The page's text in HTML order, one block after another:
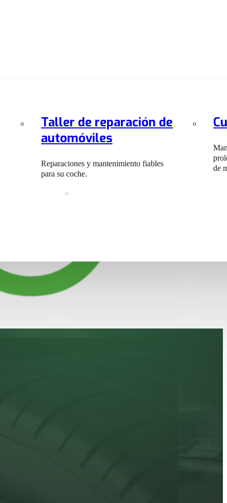
Taller de reparación de
automóviles
Reparaciones y mantenimiento fiables
para su coche.
de